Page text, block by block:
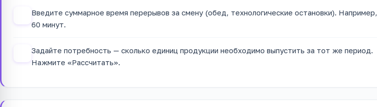
Введите суммарное время перерывов за смену (обед, технологические остановки). Например,
60 минут.
Задайте потребность — сколько единиц продукции необходимо выпустить за тот же период.
Нажмите «Рассчитать».